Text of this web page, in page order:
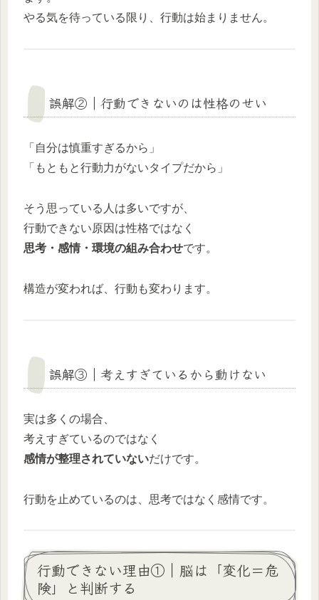
やる気を待っている限り、行動は始まりません。
誤解②｜行動できないのは性格のせい
「自分は慎重すぎるから」
「もともと行動力がないタイプだから」
そう思っている人は多いですが、
行動できない原因は性格ではなく
思考・感情・環境の組み合わせです。
構造が変われば、行動も変わります。
誤解③｜考えすぎているから動けない
実は多くの場合、
考えすぎているのではなく
感情が整理されていないだけです。
行動を止めているのは、思考ではなく感情です。
行動できない理由①｜脳は「変化＝危
険」と判断する